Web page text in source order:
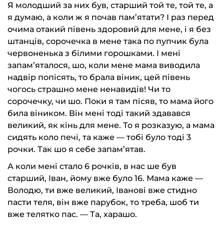
Я молодший за них був, старший той те, той те, а
я думаю, а коли ж я почав пам’ятати? І раз перед
очима отакий півень здоровий для мене, і я без
штанців, сорочечка в мене така по пупчик була
червоненька з білими горошками. І мені
запам’яталося, шо, коли мене мама виводила
надвір попісять, то брала віник, цей півень
чогось страшно мене ненавидів! Чи то
сорочечку, чи шо. Поки я там пісяв, то мама його
била віником. Він мені тоді такий здавався
великий, як кінь для мене. То я розказую, а мама
сидять коло печі, та каже — тобі було тоді 3
рочки. Так шо я себе запам’ятав.
А коли мені стало 6 рочків, в нас ше був
старший, Іван, йому вже було 16. Мама каже —
Володю, ти вже великий, Іванові вже стидно
пасти теля, він вже парубок, то треба, шоб ти
вже телятко пас. — Та, харашо.